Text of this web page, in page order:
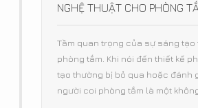
NGHỆ THUẬT CHO PHÒNG
Tầm quan trọng của sự sáng tạo
phòng tắm. Khi nói đến thiết kế
tạo thường bị bỏ qua hoặc đánh
người coi phòng tắm là một không